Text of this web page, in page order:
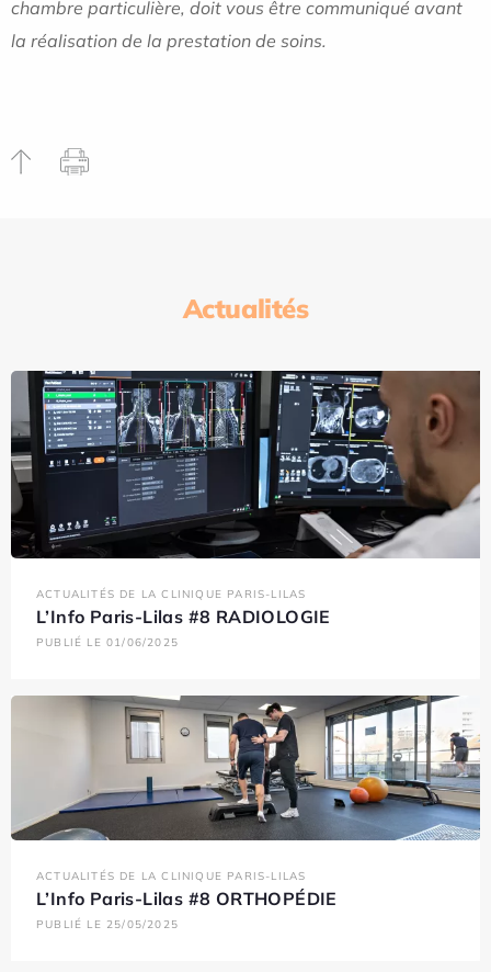
chambre particulière, doit vous être communiqué avant
la réalisation de la prestation de soins.
Actualités
ACTUALITÉS DE LA CLINIQUE PARIS-LILAS
L’Info Paris-Lilas #8 RADIOLOGIE
PUBLIÉ LE 01/06/2025
ACTUALITÉS DE LA CLINIQUE PARIS-LILAS
L’Info Paris-Lilas #8 ORTHOPÉDIE
PUBLIÉ LE 25/05/2025